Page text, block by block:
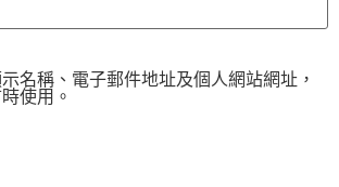
名稱、電子郵件地址及個人網站網址，
使用。